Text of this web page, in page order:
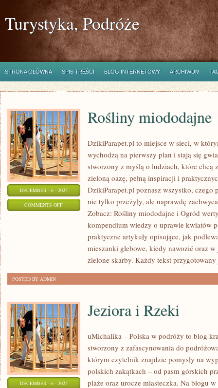
Turystyka, Podróże
STRONA GŁÓWNA SPIS TREŚCI BLOG INTERNETOWY ARCHIWUM
DECEMBER - 6 - 2025
COMMENTS OFFON
MIODODAJNE
Rośliny miododajne
DzikiParapet.pl to miejsce w sieci, w
wychodzą na pierwszy plan i stają się
stworzony z myślą o ludziach, które chcą
zieloną oazę, pełną inspiracji i
DzikiParapet.pl poznasz wszystko, czego
nie tylko przeżyły, ale naprawdę
Zobacz: Rośliny miododajne i Ogród
kompendium wiedzy o uprawie kwiatów
praktyczne artykuły opisujące, jak
mieszanki glebowe, kiedy nawozić oraz
zielone skarby. Każdy tekst przygotowany
POSTED BY ADMIN
DECEMBER - 6 - 2025
Jeziora i Rzeki
uMichalika – Polska w podróży to blog
stworzony z zafascynowania do
którym czytelnik znajdzie pomysły na
polskich zakątkach – od pasm górskich
plaże oraz urocze miasteczka. Na blogu